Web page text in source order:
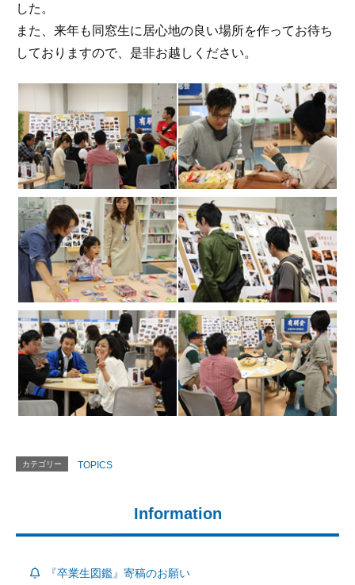
した。
また、来年も同窓生に居心地の良い場所を作ってお待ち
しておりますので、是非お越しください。
カテゴリー TOPICS
Information
『卒業生図鑑』寄稿のお願い